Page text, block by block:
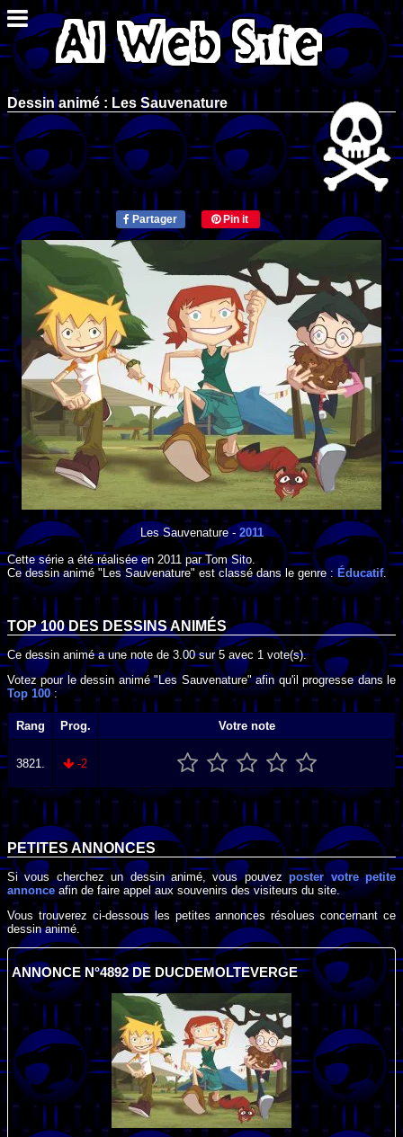
Dessin animé : Les Sauvenature
Partager Pin it
Les Sauvenature- 2011
Cette série a été réalisée en 2011 par Tom Sito
Ce dessin animé "Les Sauvenature" est classé dans le genre : Éducatif.
TOP 100 DESDESSINS ANIMÉS
Ce dessin animé a une note de3.00sur5 avec 1 vote(s).
Votez pour le dessin animé "Les Sauvenature" afin qu'il progresse dans le
Top 100 :
Rang Prog. Votre note
3821. -2
PETITES ANNONCES
Si vous cherchez un dessin animé, vous pouvezposter votre petite
annonceafin de faire appel aux souvenirs des visiteurs du site.
Vous trouverez ci-dessous les petites annonces résolues concernant ce
dessin animé.
ANNONCE N°4892 DE DUCDEMOLTEVERGE